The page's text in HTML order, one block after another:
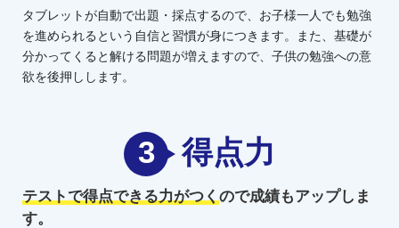
タブレットが自動で出題・採点するので、お子様一人でも勉強
を進められるという自信と習慣が身につきます。また、基礎が
分かってくると解ける問題が増えますので、子供の勉強への意
欲を後押しします。
3 得点力
テストで得点できる力がつくので成績もアップしま
す。